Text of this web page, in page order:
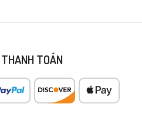
THANH TOÁN